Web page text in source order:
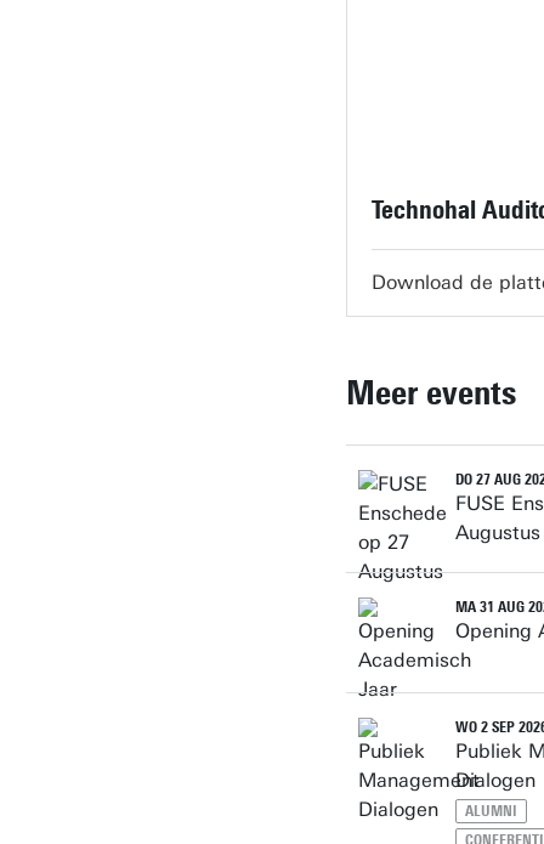
Technohal
Download de
Meer events
DO 27 AUG
FUSE
Augustus
MA 31 AUG
Opening
WO 2 SEP
Publiek
Dialogen
ALUMNI